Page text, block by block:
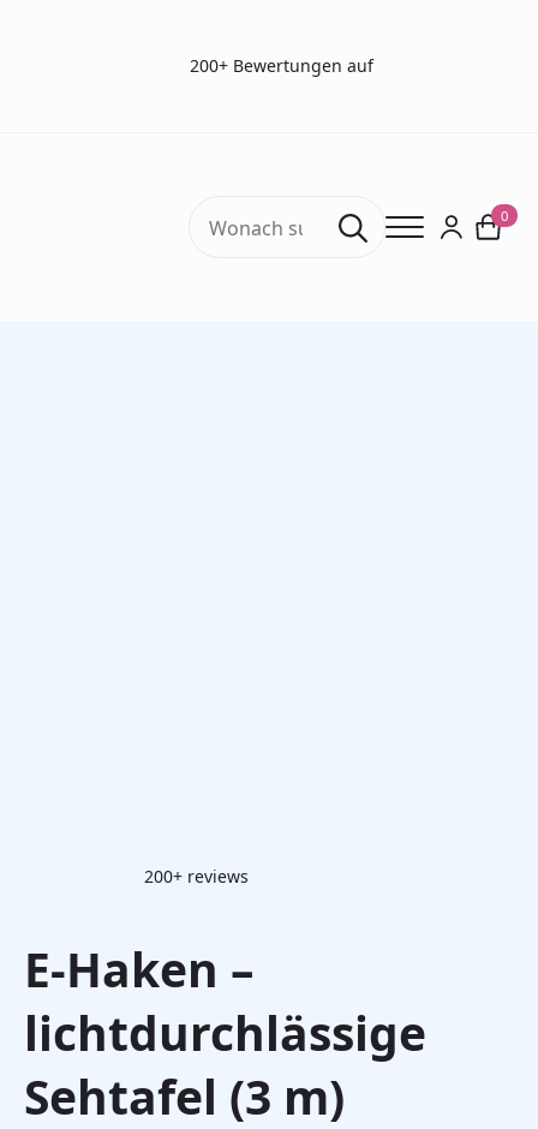
200+ Bewertungen auf
Search
for:
0
200+ reviews
E-Haken –
lichtdurchlässige
Sehtafel (3 m)